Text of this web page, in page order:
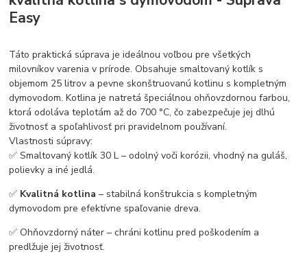
Easy
Táto praktická súprava je ideálnou voľbou pre všetkých
milovníkov varenia v prírode. Obsahuje smaltovaný kotlík s
objemom 25 litrov a pevne skonštruovanú kotlinu s kompletným
dymovodom. Kotlina je natretá špeciálnou ohňovzdornou farbou,
ktorá odoláva teplotám až do 700 °C, čo zabezpečuje jej dlhú
životnosť a spoľahlivosť pri pravidelnom používaní.
Vlastnosti súpravy:
✅ Smaltovaný kotlík 30 L – odolný voči korózii, vhodný na guláš,
polievky a iné jedlá.
✅ Kvalitná kotlina– stabilná konštrukcia s kompletným
dymovodom pre efektívne spaľovanie dreva.
✅ Ohňovzdorný náter – chráni kotlinu pred poškodením a
predlžuje jej životnosť.